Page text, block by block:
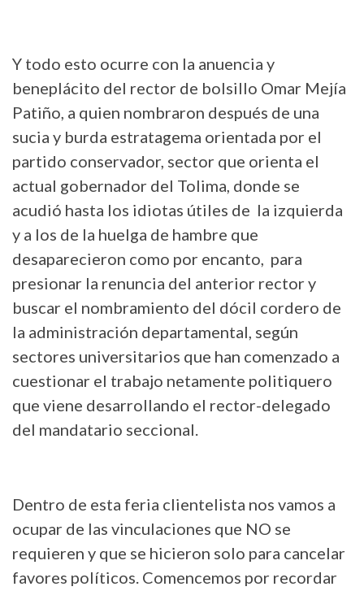
Y todo esto ocurre con la anuencia y
beneplácito del rector de bolsillo Omar Mejía
Patiño, a quien nombraron después de una
sucia y burda estratagema orientada por el
partido conservador, sector que orienta el
actual gobernador del Tolima, donde se
acudió hasta los idiotas útiles de la izquierda
y a los de la huelga de hambre que
desaparecieron como por encanto, para
presionar la renuncia del anterior rector y
buscar el nombramiento del dócil cordero de
la administración departamental, según
sectores universitarios que han comenzado a
cuestionar el trabajo netamente politiquero
que viene desarrollando el rector-delegado
del mandatario seccional.
Dentro de esta feria clientelista nos vamos a
ocupar de las vinculaciones que NO se
requieren y que se hicieron solo para cancelar
favores políticos. Comencemos por recordar